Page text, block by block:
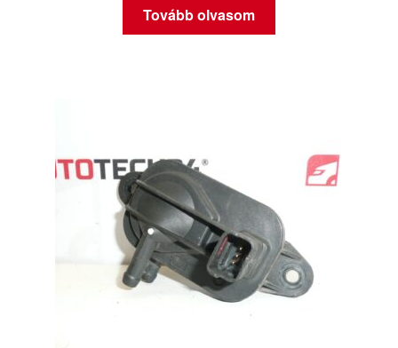
Tovább olvasom